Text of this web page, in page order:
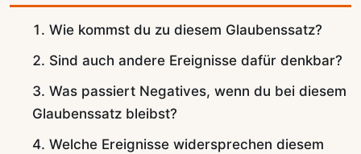
Wie kommst du zu diesem Glaubenssatz?
Sind auch andere Ereignisse dafür denkbar?
Was passiert Negatives, wenn du bei diesem
Glaubenssatz bleibst?
Welche Ereignisse widersprechen diesem